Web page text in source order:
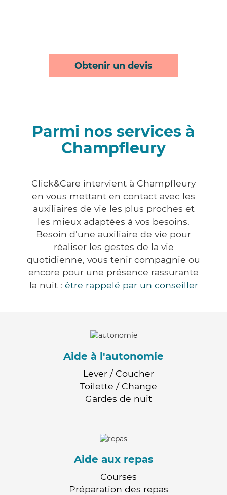
Obtenir un devis
Parmi nos services à
Champfleury
Click&Care intervient à Champfleury
en vous mettant en contact avec les
auxiliaires de vie les plus proches et
les mieux adaptées à vos besoins.
Besoin d'une auxiliaire de vie pour
réaliser les gestes de la vie
quotidienne, vous tenir compagnie ou
encore pour une présence rassurante
la nuit : être rappelé par un conseiller
Aide à l'autonomie
Lever / Coucher
Toilette / Change
Gardes de nuit
Aide aux repas
Courses
Préparation des repas